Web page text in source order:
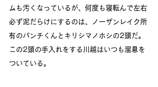
ムも汚くなっているが、何度も寝転んで左右
必ず泥だらけにするのは、ノーザンレイク所
有のパンチくんとキリシマノホシの2頭だ。
この2頭の手入れをする川越はいつも溜息を
ついている。